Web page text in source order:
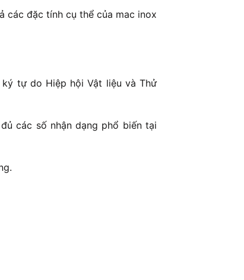
các đặc tính cụ thể của mac inox
tự do Hiệp hội Vật liệu và Thử
các số nhận dạng phổ biến tại